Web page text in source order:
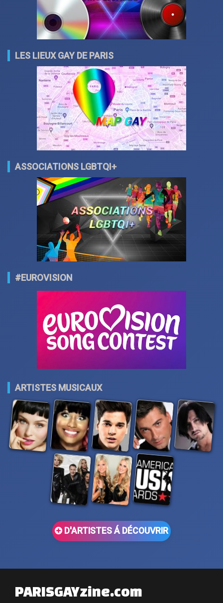
LES LIEUX GAY DE PARIS
ASSOCIATIONS LGBTQI+
#EUROVISION
ARTISTES MUSICAUX
D'ARTISTES Á DÉCOUVRIR
PARISGAYzine.com